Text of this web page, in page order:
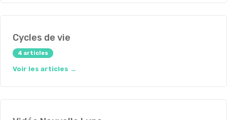
Cycles de vie
4 articles
Voir les articles →